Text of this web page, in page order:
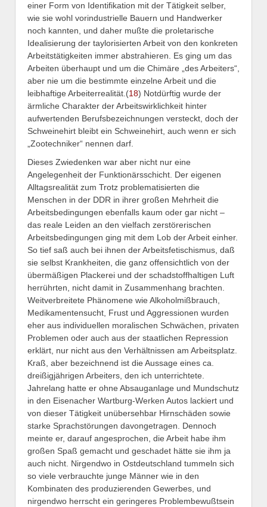
einer Form von Identifikation mit der Tätigkeit selber,
wie sie wohl vorindustrielle Bauern und Handwerker
noch kannten, und daher mußte die proletarische
Idealisierung der taylorisierten Arbeit von den konkreten
Arbeitstätigkeiten immer abstrahieren. Es ging um das
Arbeiten überhaupt und um die Chimäre „des Arbeiters“,
aber nie um die bestimmte einzelne Arbeit und die
leibhaftige Arbeiterrealität.(18) Notdürftig wurde der
ärmliche Charakter der Arbeitswirklichkeit hinter
aufwertenden Berufsbezeichnungen versteckt, doch der
Schweinehirt bleibt ein Schweinehirt, auch wenn er sich
„Zootechniker“ nennen darf.
Dieses Zwiedenken war aber nicht nur eine
Angelegenheit der Funktionärsschicht. Der eigenen
Alltagsrealität zum Trotz problematisierten die
Menschen in der DDR in ihrer großen Mehrheit die
Arbeitsbedingungen ebenfalls kaum oder gar nicht –
das reale Leiden an den vielfach zerstörerischen
Arbeitsbedingungen ging mit dem Lob der Arbeit einher.
So tief saß auch bei ihnen der Arbeitsfetischismus, daß
sie selbst Krankheiten, die ganz offensichtlich von der
übermäßigen Plackerei und der schadstoffhaltigen Luft
herrührten, nicht damit in Zusammenhang brachten.
Weitverbreitete Phänomene wie Alkoholmißbrauch,
Medikamentensucht, Frust und Aggressionen wurden
eher aus individuellen moralischen Schwächen, privaten
Problemen oder auch aus der staatlichen Repression
erklärt, nur nicht aus den Verhältnissen am Arbeitsplatz.
Kraß, aber bezeichnend ist die Aussage eines ca.
dreißigjährigen Arbeiters, den ich unterrichtete.
Jahrelang hatte er ohne Absauganlage und Mundschutz
in den Eisenacher Wartburg-Werken Autos lackiert und
von dieser Tätigkeit unübersehbar Hirnschäden sowie
starke Sprachstörungen davongetragen. Dennoch
meinte er, darauf angesprochen, die Arbeit habe ihm
großen Spaß gemacht und geschadet hätte sie ihm ja
auch nicht. Nirgendwo in Ostdeutschland tummeln sich
so viele verbrauchte junge Männer wie in den
Kombinaten des produzierenden Gewerbes, und
nirgendwo herrscht ein geringeres Problembewußtsein